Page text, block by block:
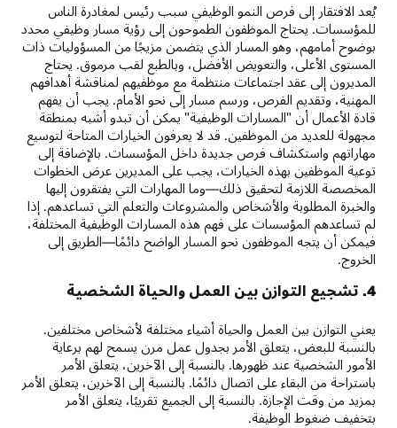
يُعد الافتقار إلى فرص النمو الوظيفي سبب رئيس لمغادرة الناس
للمؤسسات. يحتاج الموظفون الطموحون إلى رؤية مسار وظيفي محدد
بوضوح أمامهم، وهو المسار الذي يتضمن مزيجًا من المسؤوليات ذات
المستوى الأعلى، والتعويض الأفضل، وبالطبع لقب مرموق. يحتاج
المديرون إلى عقد اجتماعات منتظمة مع موظفيهم لمناقشة أهدافهم
المهنية، وتقديم الفرص، ورسم مسار إلى نحو الأمام. يجب أن يفهم
قادة الأعمال أن "المسارات الوظيفية" يمكن أن تبدو أشبه بمنطقة
مجهولة للعديد من الموظفين. قد لا يعرفون الخيارات المتاحة لتوسيع
مهاراتهم واستكشاف فرص جديدة داخل المؤسسات. بالإضافة إلى
توعية الموظفين بهذه الخيارات، يجب على المديرين عرض الخطوات
المخصصة اللازمة لتحقيق ذلك—وما المهارات التي يفتقرون إليها
والخبرة المطلوبة والأشخاص والمشروعات والتعلم التي تساعدهم. إذا
لم تساعدهم المؤسسات على فهم هذه المسارات الوظيفية المختلفة،
فيمكن أن يتجه الموظفون نحو المسار الواضح دائمًا—الطريق إلى
الخروج.
4. تشجيع التوازن بين العمل والحياة الشخصية
يعني التوازن بين العمل والحياة أشياء مختلفة لأشخاص مختلفين.
بالنسبة للبعض، يتعلق الأمر بجدول عمل مرن يسمح لهم برعاية
الأمور الشخصية عند ظهورها. بالنسبة إلى الآخرين، يتعلق الأمر
باستراحة من البقاء على اتصال دائمًا. بالنسبة إلى الآخرين، يتعلق الأمر
بمزيد من وقت الإجازة. بالنسبة إلى الجميع تقريبًا، يتعلق الأمر
بتخفيف ضغوط الوظيفة.